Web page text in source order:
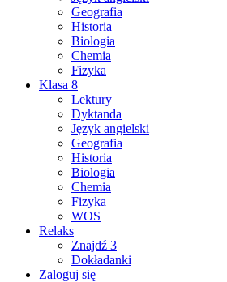
Geografia
Historia
Biologia
Chemia
Fizyka
Klasa 8
Lektury
Dyktanda
Język angielski
Geografia
Historia
Biologia
Chemia
Fizyka
WOS
Relaks
Znajdź 3
Dokładanki
Zaloguj się